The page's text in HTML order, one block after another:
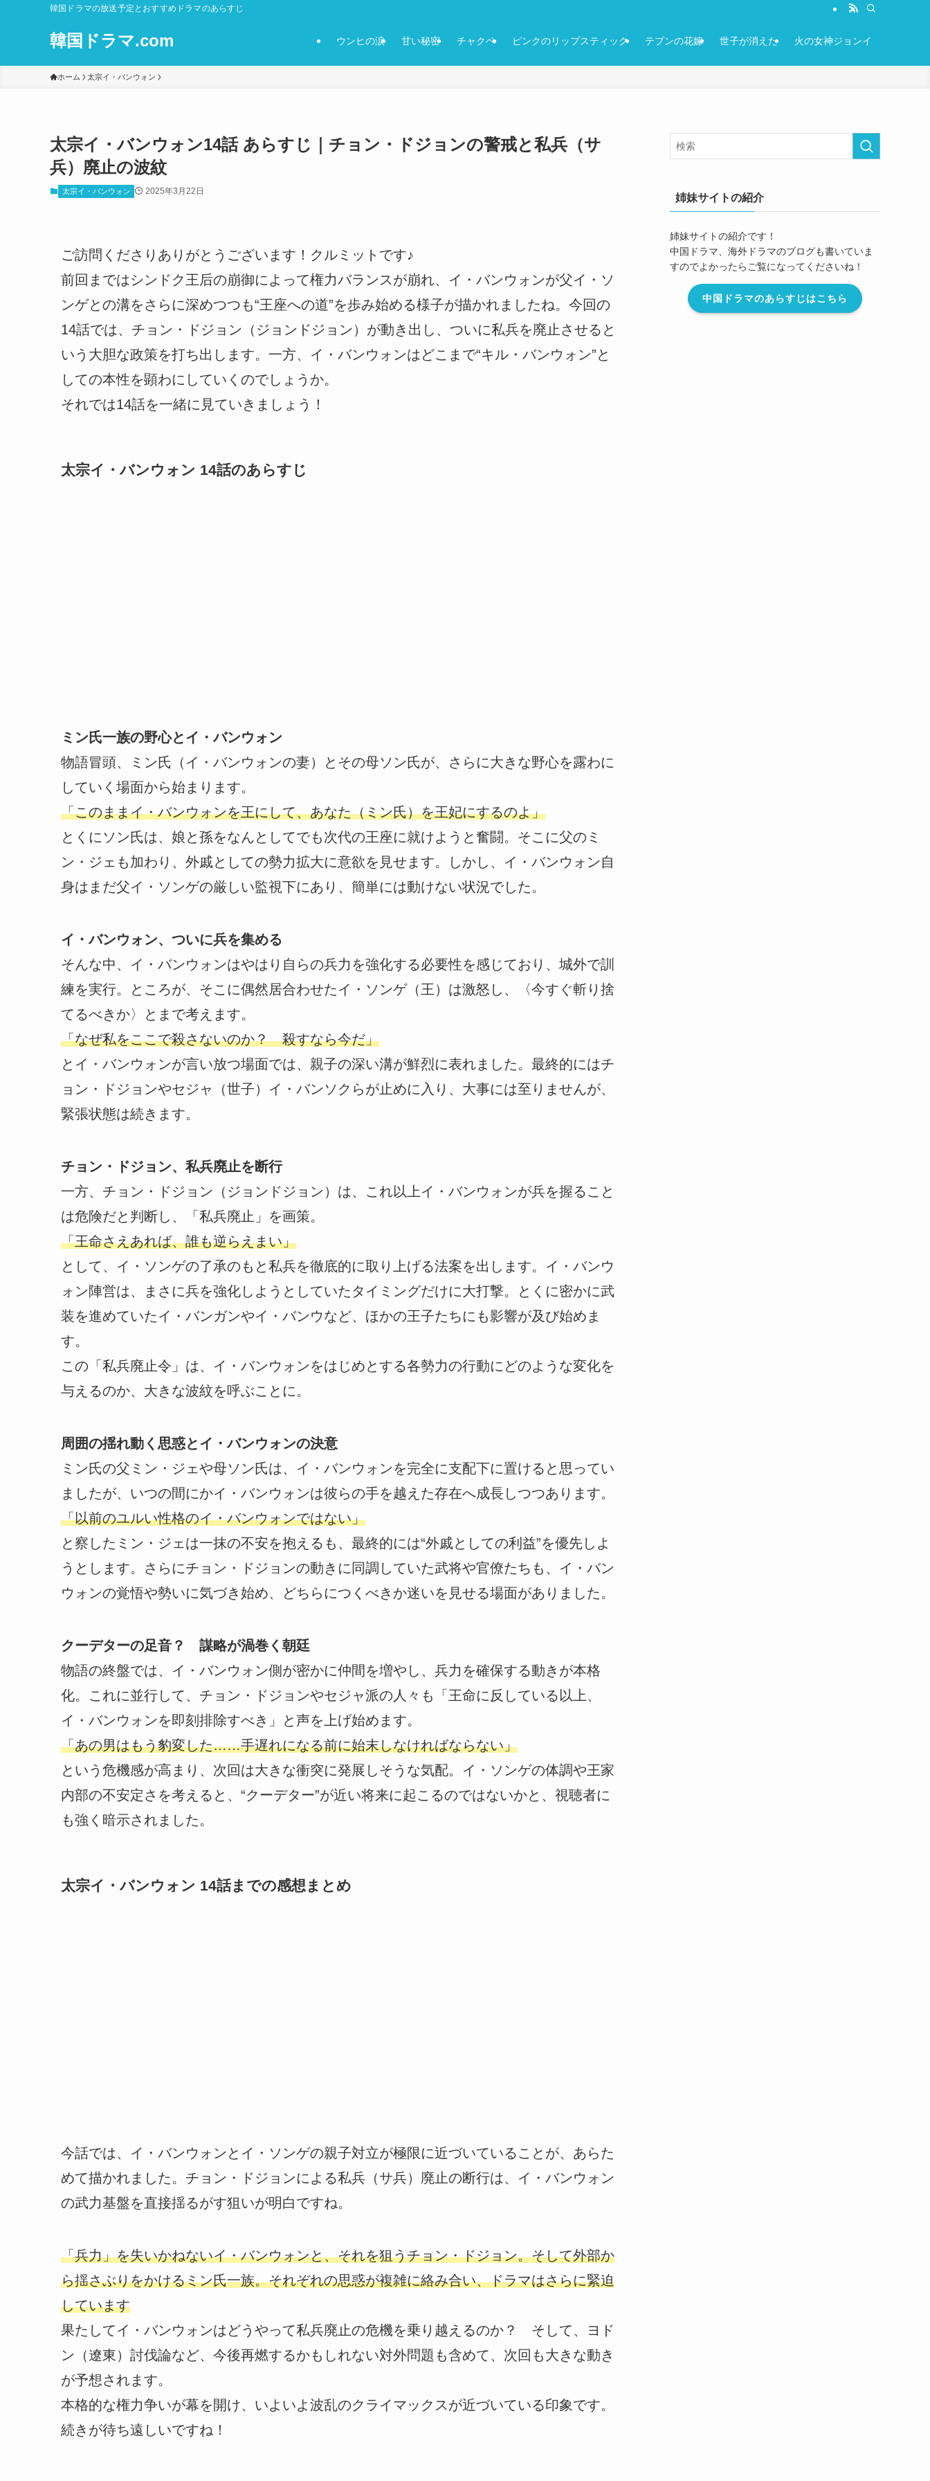
韓国ドラマの放送予定とおすすめドラマのあらすじ
韓国ドラマ.com ウンヒの涙 甘い秘密 チャクペ ピンクのリップスティック テプンの花嫁 世子が消えた 火の女神ジョンイ
ホーム 太宗イ・バンウォン
太宗イ・バンウォン14話 あらすじ｜チョン・ドジョンの警戒と私兵（サ
兵）廃止の波紋
太宗イ・バンウォン 2025年3月22日
ご訪問くださりありがとうございます！クルミットです♪
前回まではシンドク王后の崩御によって権力バランスが崩れ、イ・バンウォンが父イ・ソ
ンゲとの溝をさらに深めつつも“王座への道”を歩み始める様子が描かれましたね。今回の
14話では、チョン・ドジョン（ジョンドジョン）が動き出し、ついに私兵を廃止させると
いう大胆な政策を打ち出します。一方、イ・バンウォンはどこまで“キル・バンウォン”と
しての本性を顕わにしていくのでしょうか。
それでは14話を一緒に見ていきましょう！
太宗イ・バンウォン 14話のあらすじ
ミン氏一族の野心とイ・バンウォン
物語冒頭、ミン氏（イ・バンウォンの妻）とその母ソン氏が、さらに大きな野心を露わに
していく場面から始まります。
「このままイ・バンウォンを王にして、あなた（ミン氏）を王妃にするのよ」
とくにソン氏は、娘と孫をなんとしてでも次代の王座に就けようと奮闘。そこに父のミ
ン・ジェも加わり、外戚としての勢力拡大に意欲を見せます。しかし、イ・バンウォン自
身はまだ父イ・ソンゲの厳しい監視下にあり、簡単には動けない状況でした。
イ・バンウォン、ついに兵を集める
そんな中、イ・バンウォンはやはり自らの兵力を強化する必要性を感じており、城外で訓
練を実行。ところが、そこに偶然居合わせたイ・ソンゲ（王）は激怒し、〈今すぐ斬り捨
てるべきか〉とまで考えます。
「なぜ私をここで殺さないのか？ 殺すなら今だ」
とイ・バンウォンが言い放つ場面では、親子の深い溝が鮮烈に表れました。最終的にはチ
ョン・ドジョンやセジャ（世子）イ・バンソクらが止めに入り、大事には至りませんが、
緊張状態は続きます。
チョン・ドジョン、私兵廃止を断行
一方、チョン・ドジョン（ジョンドジョン）は、これ以上イ・バンウォンが兵を握ること
は危険だと判断し、「私兵廃止」を画策。
「王命さえあれば、誰も逆らえまい」
として、イ・ソンゲの了承のもと私兵を徹底的に取り上げる法案を出します。イ・バンウ
ォン陣営は、まさに兵を強化しようとしていたタイミングだけに大打撃。とくに密かに武
装を進めていたイ・バンガンやイ・バンウなど、ほかの王子たちにも影響が及び始めま
す。
この「私兵廃止令」は、イ・バンウォンをはじめとする各勢力の行動にどのような変化を
与えるのか、大きな波紋を呼ぶことに。
周囲の揺れ動く思惑とイ・バンウォンの決意
ミン氏の父ミン・ジェや母ソン氏は、イ・バンウォンを完全に支配下に置けると思ってい
ましたが、いつの間にかイ・バンウォンは彼らの手を越えた存在へ成長しつつあります。
「以前のユルい性格のイ・バンウォンではない」
と察したミン・ジェは一抹の不安を抱えるも、最終的には“外戚としての利益”を優先しよ
うとします。さらにチョン・ドジョンの動きに同調していた武将や官僚たちも、イ・バン
ウォンの覚悟や勢いに気づき始め、どちらにつくべきか迷いを見せる場面がありました。
クーデターの足音？ 謀略が渦巻く朝廷
物語の終盤では、イ・バンウォン側が密かに仲間を増やし、兵力を確保する動きが本格
化。これに並行して、チョン・ドジョンやセジャ派の人々も「王命に反している以上、
イ・バンウォンを即刻排除すべき」と声を上げ始めます。
「あの男はもう豹変した……手遅れになる前に始末しなければならない」
という危機感が高まり、次回は大きな衝突に発展しそうな気配。イ・ソンゲの体調や王家
内部の不安定さを考えると、“クーデター”が近い将来に起こるのではないかと、視聴者に
も強く暗示されました。
太宗イ・バンウォン 14話までの感想まとめ
今話では、イ・バンウォンとイ・ソンゲの親子対立が極限に近づいていることが、あらた
めて描かれました。チョン・ドジョンによる私兵（サ兵）廃止の断行は、イ・バンウォン
の武力基盤を直接揺るがす狙いが明白ですね。
「兵力」を失いかねないイ・バンウォンと、それを狙うチョン・ドジョン。そして外部か
ら揺さぶりをかけるミン氏一族。それぞれの思惑が複雑に絡み合い、ドラマはさらに緊迫
しています
果たしてイ・バンウォンはどうやって私兵廃止の危機を乗り越えるのか？ そして、ヨド
ン（遼東）討伐論など、今後再燃するかもしれない対外問題も含めて、次回も大きな動き
が予想されます。
本格的な権力争いが幕を開け、いよいよ波乱のクライマックスが近づいている印象です。
続きが待ち遠しいですね！
姉妹サイトの紹介
姉妹サイトの紹介です！
中国ドラマ、海外ドラマのブログも書いていま
すのでよかったらご覧になってくださいね！
中国ドラマのあらすじはこちら